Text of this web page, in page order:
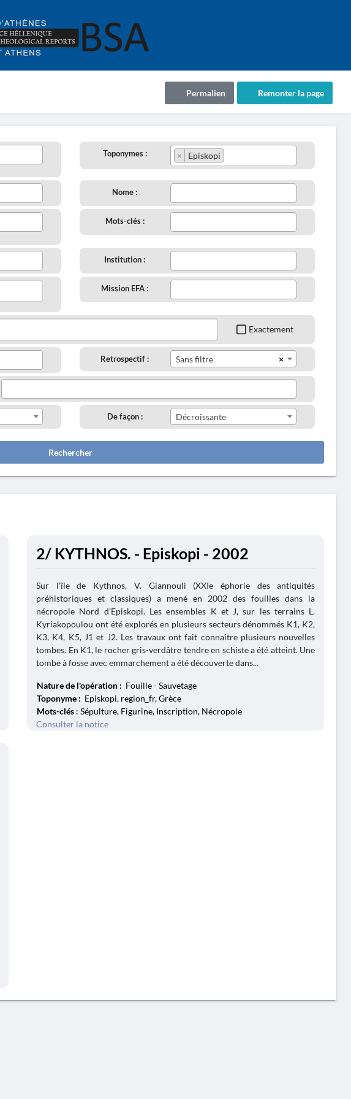
Remonter la page
Permalien
Toponymes : × Episkopi
Nome :
Mots-clés :
Institution :
Mission EFA :
Exactement
Retrospectif : ×
Sans filtre
De façon : Décroissante
Rechercher
2/ KYTHNOS. - Episkopi - 2002
Sur l’île de Kythnos, V. Giannouli (XXIe éphorie des antiquités
préhistoriques et classiques) a mené en 2002 des fouilles dans la
nécropole Nord d’Episkopi. Les ensembles K et J, sur les terrains L.
Kyriakopoulou ont été explorés en plusieurs secteurs dénommés K1, K2,
K3, K4, K5, J1 et J2. Les travaux ont fait connaître plusieurs nouvelles
tombes. En K1, le rocher gris-verdâtre tendre en schiste a été atteint. Une
tombe à fosse avec emmarchement a été découverte dans...
Nature de l'opération : Fouille - Sauvetage
Toponyme : Episkopi, region_fr, Grèce
Mots-clés : Sépulture, Figurine, Inscription, Nécropole
Consulter la notice